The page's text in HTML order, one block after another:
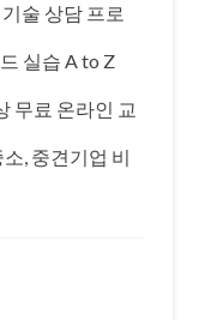
술 상담 프로
실습 A to Z
무료 온라인 교
, 중견기업 비